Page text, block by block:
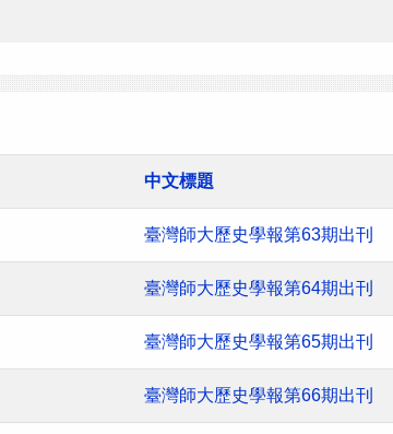
中文標題
臺灣師大歷史學報第63期出刊
臺灣師大歷史學報第64期出刊
臺灣師大歷史學報第65期出刊
臺灣師大歷史學報第66期出刊